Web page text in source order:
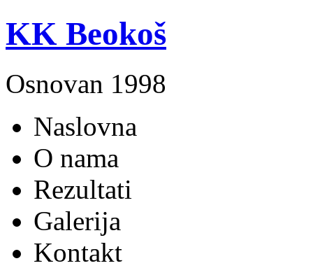
KK Beokoš
Osnovan 1998
Naslovna
O nama
Rezultati
Galerija
Kontakt